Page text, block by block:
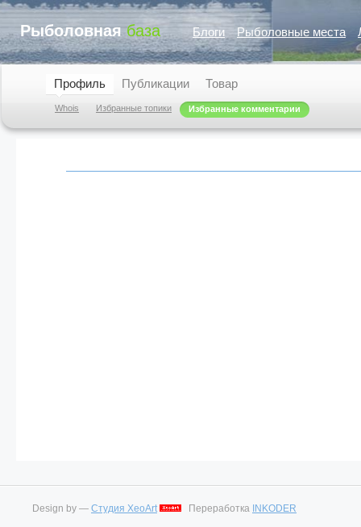
Рыболовная база Блоги Рыболовные места
Профиль
Whois Избранные топики Избранные комментарии
Публикации Товар
Design by — Студия XeoArt Переработка INKODER